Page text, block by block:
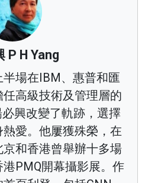
P H Yang
場在IBM、惠普和匯
高級技術及管理層的
興改變了軌跡，選擇
愛。他屢獲殊榮，在
和香港曾舉辦十多場
PMQ開幕攝影展。作